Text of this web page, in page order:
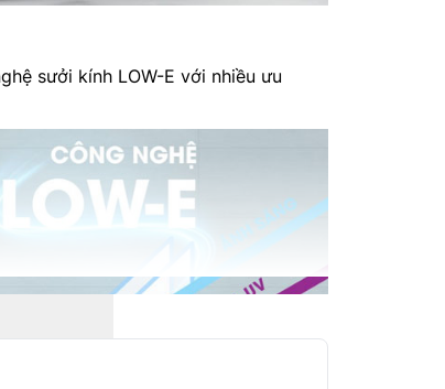
sưởi kính LOW-E với nhiều ưu